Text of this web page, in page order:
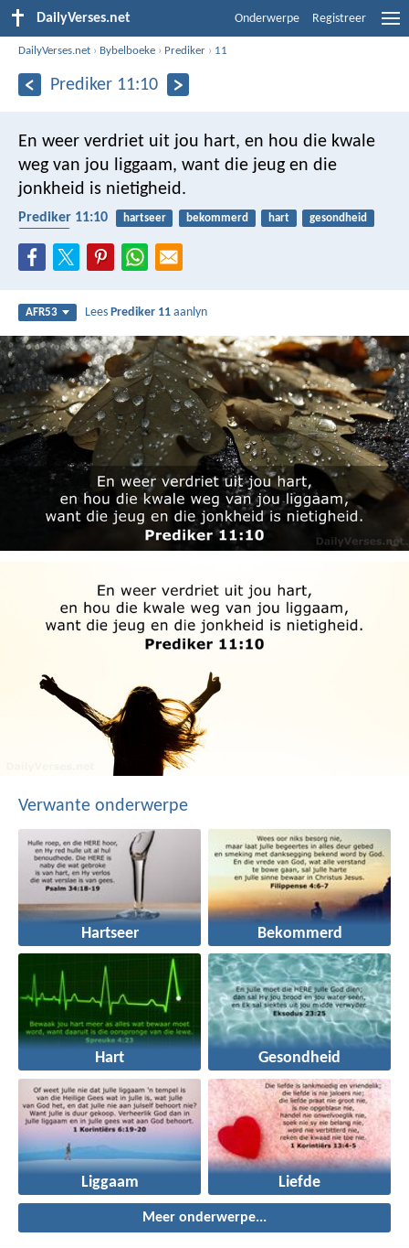
DailyVerses.net Onderwerpe Registreer
DailyVerses.net › Bybelboeke › Prediker › 11
Prediker 11:10
En weer verdriet uit jou hart, en hou die kwale
weg van jou liggaam, want die jeug en die
jonkheid is nietigheid.
Prediker 11:10 hartseer bekommerd hart
gesondheid
AFR53 LeesPrediker 11 aanlyn
Verwante onderwerpe
Hartseer Bekommerd
Hart Gesondheid
Liggaam Liefde
Meer onderwerpe...